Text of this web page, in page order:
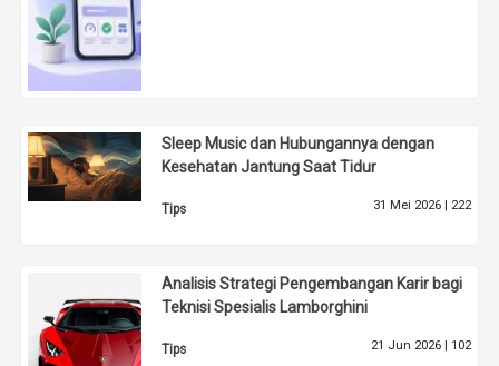
Sleep Music dan Hubungannya dengan
Kesehatan Jantung Saat Tidur
Tips 31 Mei 2026 | 222
Analisis Strategi Pengembangan Karir bagi
Teknisi Spesialis Lamborghini
Tips 21 Jun 2026 | 102